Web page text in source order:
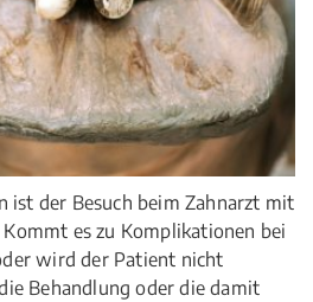
ist der Besuch beim Zahnarzt mit
es zu Komplikationen bei
wird der Patient nicht
Behandlung oder die damit